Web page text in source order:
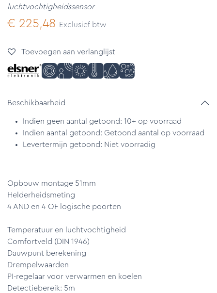
luchtvochtigheidssensor
€ 225,48 Exclusief btw
Toevoegen aan verlanglijst
Beschikbaarheid
Indien geen aantal getoond: 10+ op voorraad
Indien aantal getoond: Getoond aantal op voorraad
Levertermijn getoond: Niet voorradig
Opbouw montage 51mm
Helderheidsmeting
4 AND en 4 OF logische poorten
Temperatuur en luchtvochtigheid
Comfortveld (DIN 1946)
Dauwpunt berekening
Drempelwaarden
PI-regelaar voor verwarmen en koelen
Detectiebereik: 5m